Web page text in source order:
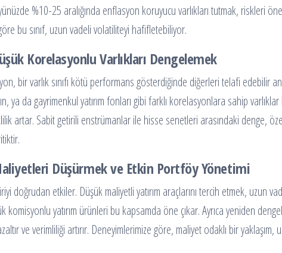
%10-25 aralığında enflasyon koruyucu varlıkları tutmak, riskleri
bu sınıf, uzun vadeli volatiliteyi hafifletebiliyor.
Korelasyonlu Varlıkları Dengelemek
bir varlık sınıfı kötü performans gösterdiğinde diğerleri telafi edebilir
ya da gayrimenkul yatırım fonları gibi farklı korelasyonlara sahip
artar. Sabit getirili enstrümanlar ile hisse senetleri arasındaki denge,
Düşürmek ve Etkin Portföy Yönetimi
doğrudan etkiler. Düşük maliyetli yatırım araçlarını tercih etmek, uzun
komisyonlu yatırım ürünleri bu kapsamda öne çıkar. Ayrıca yeniden
ve verimliliği artırır. Deneyimlerimize göre, maliyet odaklı bir